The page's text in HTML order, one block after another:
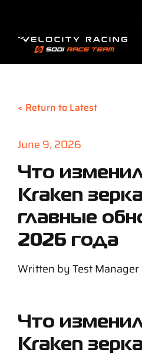
content
Services
Explore
Support
Contact
< Return to Latest
June 9, 2026
Что
Kraken
главные
2026 года
Written byTest Manager
Что
Kraken